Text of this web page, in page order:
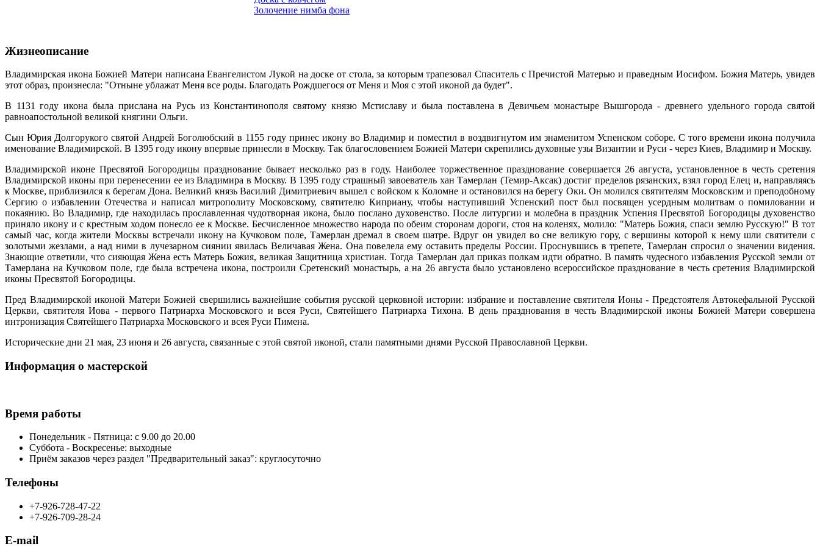
Золочение нимба фона
Жизнеописание
Владимирская икона Божией Матери написана Евангелистом Лукой на доске от стола, за которым трапезовал Спаситель с Пречистой Матерью и праведным Иосифом. Божия Матерь, увидев
этот образ, произнесла: "Отныне ублажат Меня все роды. Благодать Рождшегося от Меня и Моя с этой иконой да будет".
В 1131 году икона была прислана на Русь из Константинополя святому князю Мстиславу и была поставлена в Девичьем монастыре Вышгорода - древнего удельного города святой
равноапостольной великой княгини Ольги.
Сын Юрия Долгорукого святой Андрей Боголюбский в 1155 году принес икону во Владимир и поместил в воздвигнутом им знаменитом Успенском соборе. С того времени икона получила
именование Владимирской. В 1395 году икону впервые принесли в Москву. Так благословением Божией Матери скрепились духовные узы Византии и Руси - через Киев, Владимир и Москву.
Владимирской иконе Пресвятой Богородицы празднование бывает несколько раз в году. Наиболее торжественное празднование совершается 26 августа, установленное в честь сретения
Владимирской иконы при перенесении ее из Владимира в Москву. В 1395 году страшный завоеватель хан Тамерлан (Темир-Аксак) достиг пределов рязанских, взял город Елец и, направляясь
к Москве, приблизился к берегам Дона. Великий князь Василий Димитриевич вышел с войском к Коломне и остановился на берегу Оки. Он молился святителям Московским и преподобному
Сергию о избавлении Отечества и написал митрополиту Московскому, святителю Киприану, чтобы наступивший Успенский пост был посвящен усердным молитвам о помиловании и
покаянию. Во Владимир, где находилась прославленная чудотворная икона, было послано духовенство. После литургии и молебна в праздник Успения Пресвятой Богородицы духовенство
приняло икону и с крестным ходом понесло ее к Москве. Бесчисленное множество народа по обеим сторонам дороги, стоя на коленях, молило: "Матерь Божия, спаси землю Русскую!" В тот
самый час, когда жители Москвы встречали икону на Кучковом поле, Тамерлан дремал в своем шатре. Вдруг он увидел во сне великую гору, с вершины которой к нему шли святители с
золотыми жезлами, а над ними в лучезарном сиянии явилась Величавая Жена. Она повелела ему оставить пределы России. Проснувшись в трепете, Тамерлан спросил о значении видения.
Знающие ответили, что сияющая Жена есть Матерь Божия, великая Защитница христиан. Тогда Тамерлан дал приказ полкам идти обратно. В память чудесного избавления Русской земли от
Тамерлана на Кучковом поле, где была встречена икона, построили Сретенский монастырь, а на 26 августа было установлено всероссийское празднование в честь сретения Владимирской
иконы Пресвятой Богородицы.
Пред Владимирской иконой Матери Божией свершились важнейшие события русской церковной истории: избрание и поставление святителя Ионы - Предстоятеля Автокефальной Русской
Церкви, святителя Иова - первого Патриарха Московского и всея Руси, Святейшего Патриарха Тихона. В день празднования в честь Владимирской иконы Божией Матери совершена
интронизация Святейшего Патриарха Московского и всея Руси Пимена.
Исторические дни 21 мая, 23 июня и 26 августа, связанные с этой святой иконой, стали памятными днями Русской Православной Церкви.
Информация о мастерской
Время работы
Понедельник - Пятница: с 9.00 до 20.00
Суббота - Воскресенье: выходные
Приём заказов через раздел "Предварительный заказ": круглосуточно
Телефоны
+7-926-728-47-22
+7-926-709-28-24
E-mail